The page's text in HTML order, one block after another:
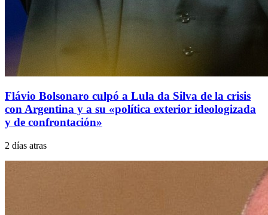
Flávio Bolsonaro culpó a Lula da Silva de la crisis
con Argentina y a su «política exterior ideologizada
y de confrontación»
2 días atras